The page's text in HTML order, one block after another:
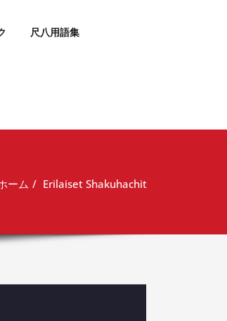
尺八用語集
ーム Erilaiset Shakuhachit